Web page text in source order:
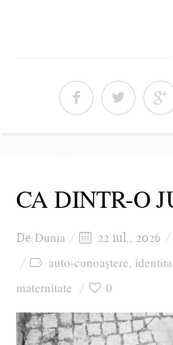
CA DINTR-O
De Dunia 22 iul., 2026
auto-cunoaștere,
maternitate 0